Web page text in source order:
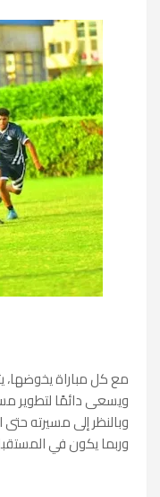
مع كل مباراة يخوضها،
ويسعى دائمًا لتطوير
وبالنظر إلى مسيرته حتى
وربما يكون في